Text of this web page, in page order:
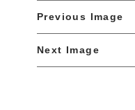
Previous Image
Next Image